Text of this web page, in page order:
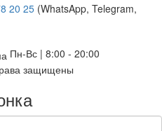
20 25 (WhatsApp, Telegram,
Пн-Вс | 8:00 - 20:00
защищены